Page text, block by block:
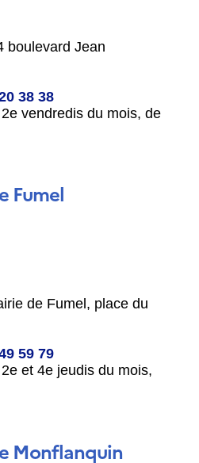
boulevard Jean
38 38
evendredis du mois, de
Fumel
de Fumel, place du
59 79
eet 4ejeudis du mois,
Monflanquin